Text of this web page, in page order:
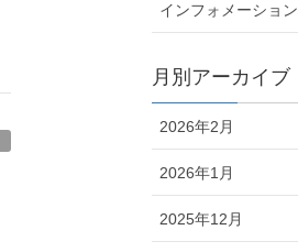
インフォメーション
月別アーカイブ
2026年2月
2026年1月
2025年12月